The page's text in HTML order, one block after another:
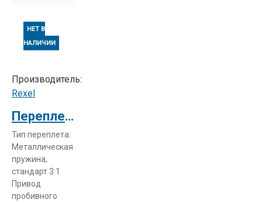
НЕТ В
НАЛИЧИИ
Производитель:
Rexel
Переплетчик электрич. Rexel WB706Е
Тип переплета:
Металлическая
пружина,
стандарт 3:1
Привод
пробивного